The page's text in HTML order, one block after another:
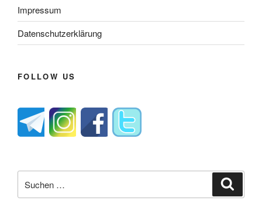
Impressum
Datenschutzerklärung
FOLLOW US
nach: